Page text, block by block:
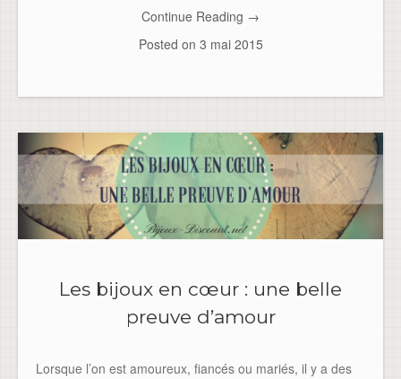
Continue Reading →
Posted on 3 mai 2015
Les bijoux en cœur : une belle
preuve d’amour
Lorsque l’on est amoureux, fiancés ou mariés, il y a des